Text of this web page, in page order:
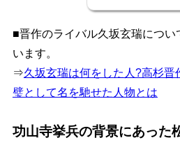
■晋作のライバル久坂玄瑞につい
います。
⇒久坂玄瑞は何をした人?高杉晋
璧として名を馳せた人物とは
功山寺挙兵の背景にあった